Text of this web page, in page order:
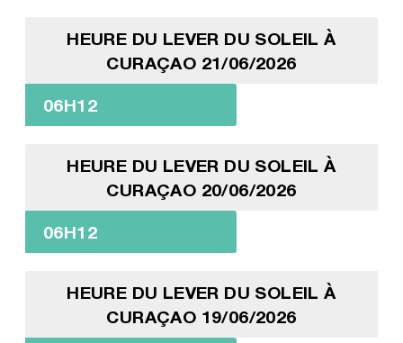
HEURE DU LEVER DU SOLEIL À
CURAÇAO 21/06/2026
06H12
HEURE DU LEVER DU SOLEIL À
CURAÇAO 20/06/2026
06H12
HEURE DU LEVER DU SOLEIL À
CURAÇAO 19/06/2026